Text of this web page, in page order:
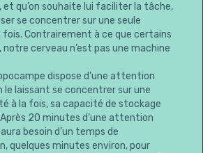
et qu’on souhaite lui faciliter la tâche,
se concentrer sur une seule
Contrairement à ce que certains
cerveau n’est pas une machine
dispose d’une attention
le laissant se concentrer sur une
à la fois, sa capacité de stockage
20 minutes d’une attention
besoin d’un temps de
quelques minutes environ, pour